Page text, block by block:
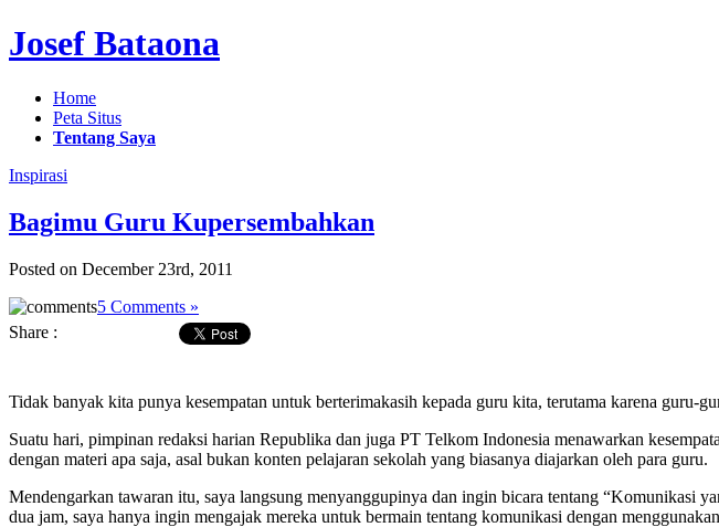
Josef Bataona
Home
Peta Situs
Tentang Saya
Inspirasi
Bagimu Guru Kupersembahkan
Posted on December 23rd, 2011
5 Comments »
Share :
Tidak banyak kita punya kesempatan untuk berterimakasih kepada guru kita, terutama karena guru-
Suatu hari, pimpinan redaksi harian Republika dan juga PT Telkom Indonesia menawarkan
dengan materi apa saja, asal bukan konten pelajaran sekolah yang biasanya diajarkan oleh para guru.
Mendengarkan tawaran itu, saya langsung menyanggupinya dan ingin bicara tentang “Komunikasi
dua jam, saya hanya ingin mengajak mereka untuk bermain tentang komunikasi dengan